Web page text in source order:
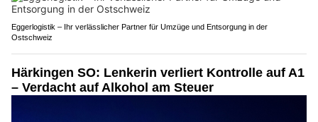
Eggerlogistik – Ihr verlässlicher Partner für Umzüge und Entsorgung in der
Ostschweiz
Härkingen SO: Lenkerin verliert Kontrolle auf A1
– Verdacht auf Alkohol am Steuer